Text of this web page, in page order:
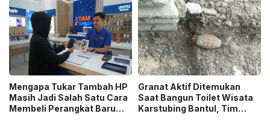
Terdampak
Dorong Karya Berkualitas
Sambut 5 Abad Jakarta
Mengapa Tukar Tambah HP
Masih Jadi Salah Satu Cara
Membeli Perangkat Baru
Granat Aktif Ditemukan
Saat Bangun Toilet Wisata
Karstubing Bantul, Tim